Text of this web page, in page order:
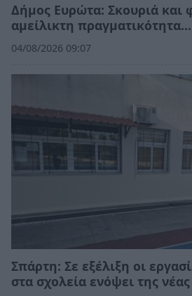
Δήμος Ευρώτα: Σκουριά και
αμείλικτη πραγματικότητα…
04/08/2026 09:07
Σπάρτη: Σε εξέλιξη οι
στα σχολεία ενόψει της